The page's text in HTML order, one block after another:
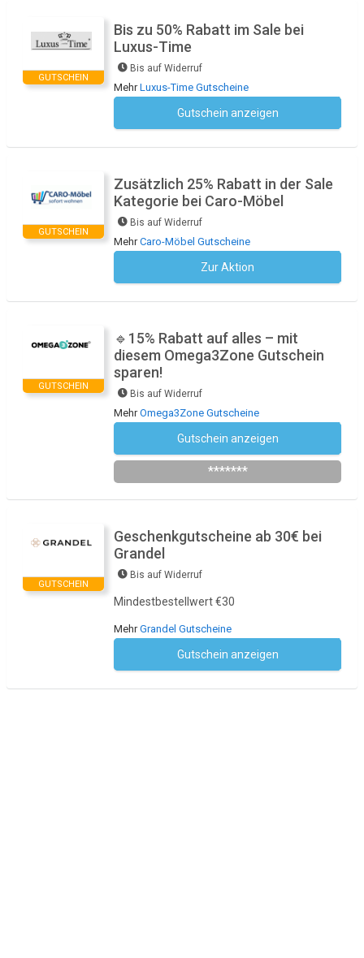
GUTSCHEIN
Bis zu 50% Rabatt im Sale bei
Luxus-Time
Bis auf Widerruf
MehrLuxus-Time Gutscheine
Gutschein anzeigen
GUTSCHEIN
Zusätzlich 25% Rabatt in der Sale
Kategorie bei Caro-Möbel
Bis auf Widerruf
MehrCaro-Möbel Gutscheine
Zur Aktion
GUTSCHEIN
🔹15% Rabatt auf alles – mit
diesem Omega3Zone Gutschein
sparen!
Bis auf Widerruf
MehrOmega3Zone Gutscheine
Gutschein anzeigen
*******
GUTSCHEIN
Geschenkgutscheine ab 30€ bei
Grandel
Bis auf Widerruf
Mindestbestellwert €30
MehrGrandel Gutscheine
Gutschein anzeigen